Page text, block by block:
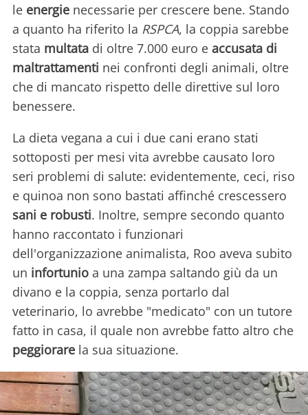
le energie necessarie per crescere bene. Stando
a quanto ha riferito la RSPCA, la coppia sarebbe
stata multata di oltre 7.000 euro e accusata di
maltrattamenti nei confronti degli animali, oltre
che di mancato rispetto delle direttive sul loro
benessere.
La dieta vegana a cui i due cani erano stati
sottoposti per mesi vita avrebbe causato loro
seri problemi di salute: evidentemente, ceci, riso
e quinoa non sono bastati affinché crescessero
sani e robusti. Inoltre, sempre secondo quanto
hanno raccontato i funzionari
dell'organizzazione animalista, Roo aveva subito
un infortunio a una zampa saltando giù da un
divano e la coppia, senza portarlo dal
veterinario, lo avrebbe "medicato" con un tutore
fatto in casa, il quale non avrebbe fatto altro che
peggiorare la sua situazione.